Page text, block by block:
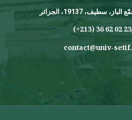
الباز، سطيف، 19137، الجزائر
contact@univ-